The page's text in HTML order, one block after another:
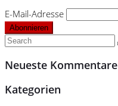
E-Mail-Adresse
Neueste Kommentare
Kategorien